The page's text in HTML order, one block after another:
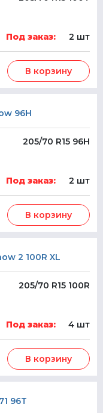
Под заказ: 2 шт
В корзину
96H
205/70 R15 96H
Под заказ: 2 шт
В корзину
2 100R XL
205/70 R15 100R
Под заказ: 4 шт
В корзину
96T